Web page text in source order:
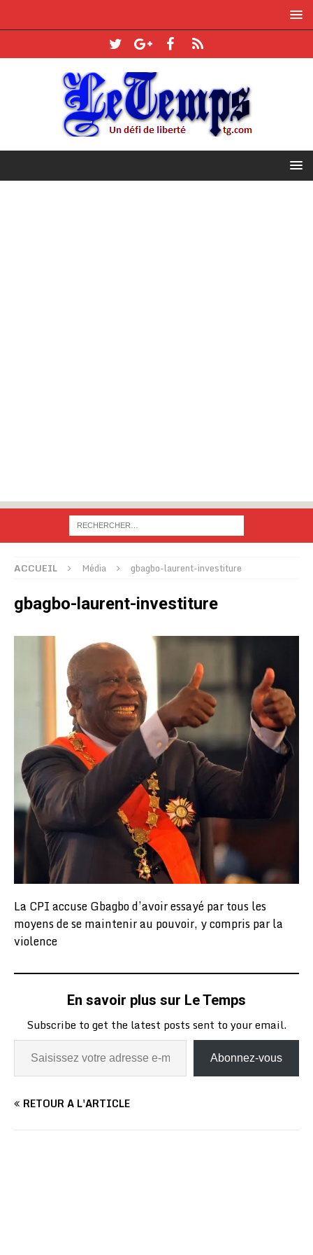
ACCUEIL Média gbagbo-laurent-investiture
gbagbo-laurent-investiture
La CPI accuse Gbagbo d’avoir essayé par tous les
moyens de se maintenir au pouvoir, y compris par la
violence
En savoir plus sur Le Temps
Subscribe to get the latest posts sent to your email.
Abonnez-vous
RETOUR À L'ARTICLE